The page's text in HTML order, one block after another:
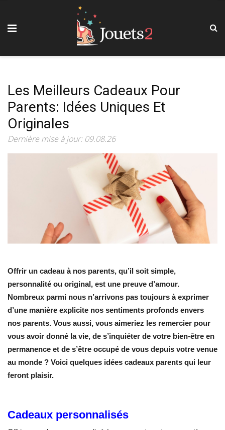
Les Meilleurs Cadeaux Pour
Parents: Idées Uniques Et
Originales
Dernière mise à jour: 09.08.26
Offrir un cadeau à nos parents, qu’il soit simple,
personnalité ou original, est une preuve d’amour.
Nombreux parmi nous n’arrivons pas toujours à exprimer
d’une manière explicite nos sentiments profonds envers
nos parents. Vous aussi, vous aimeriez les remercier pour
vous avoir donné la vie, de s’inquiéter de votre bien-être en
permanence et de s’être occupé de vous depuis votre venue
au monde ? Voici quelques idées cadeaux parents qui leur
feront plaisir.
Cadeaux personnalisés